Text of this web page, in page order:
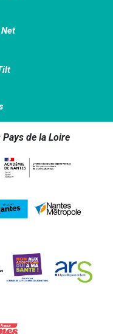
de la Loire